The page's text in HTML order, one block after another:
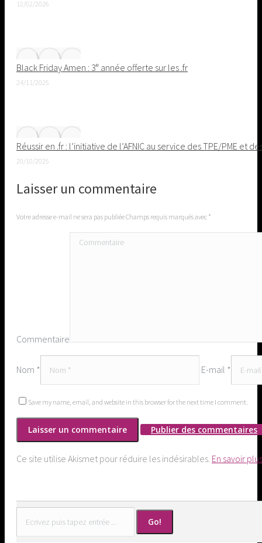
12/02/2026
Black Friday Amen : 3ᵉ année offerte sur les .fr
24/11/2025
Réussir en .fr : l’initiative de l’AFNIC au service des TPE/PME et
20/10/2025
Laisser un commentaire
Votre adresse e-mail ne sera pas publiée Champs requis marqués avec *
Commentaire
Nom * E-mail *
Save my name, email, and website in this browser for the next time I comment.
Publier des commentaires
Ce site utilise Akismet pour réduire les indésirables. En savoir